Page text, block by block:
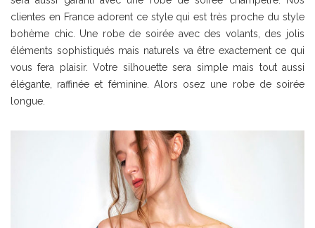
clientes en France adorent ce style qui est très proche du style
bohème chic. Une robe de soirée avec des volants, des jolis
éléments sophistiqués mais naturels va être exactement ce qui
vous fera plaisir. Votre silhouette sera simple mais tout aussi
élégante, raffinée et féminine. Alors osez une robe de soirée
longue.